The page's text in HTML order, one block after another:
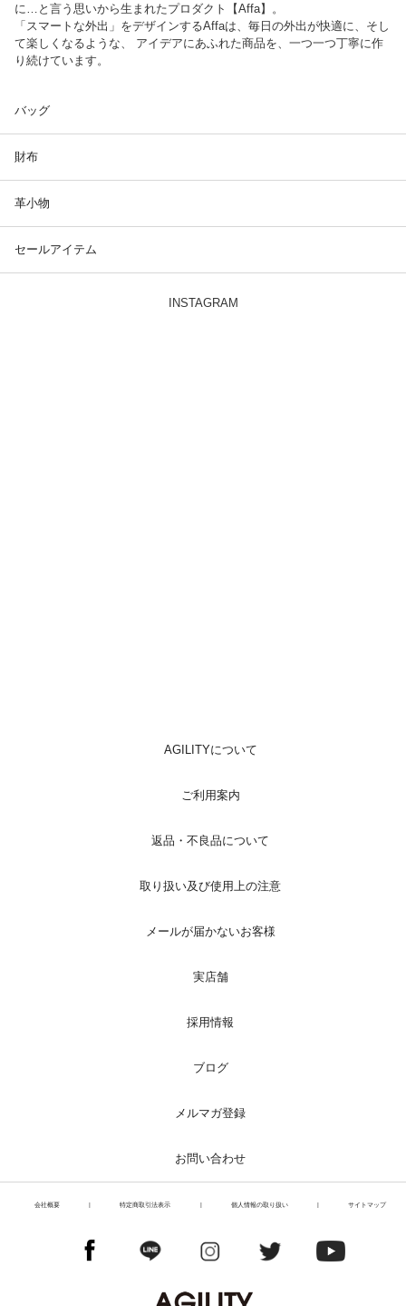
に…と言う思いから生まれたプロダクト【Affa】。
「スマートな外出」をデザインするAffaは、毎日の外出が快適に、そし
て楽しくなるような、 アイデアにあふれた商品を、一つ一つ丁寧に作
り続けています。
バッグ
財布
革小物
セールアイテム
INSTAGRAM
AGILITYについて
ご利用案内
返品・不良品について
取り扱い及び使用上の注意
メールが届かないお客様
実店舗
採用情報
ブログ
メルマガ登録
お問い合わせ
会社概要 特定商取引法表示 個人情報の取り扱い サイトマップ